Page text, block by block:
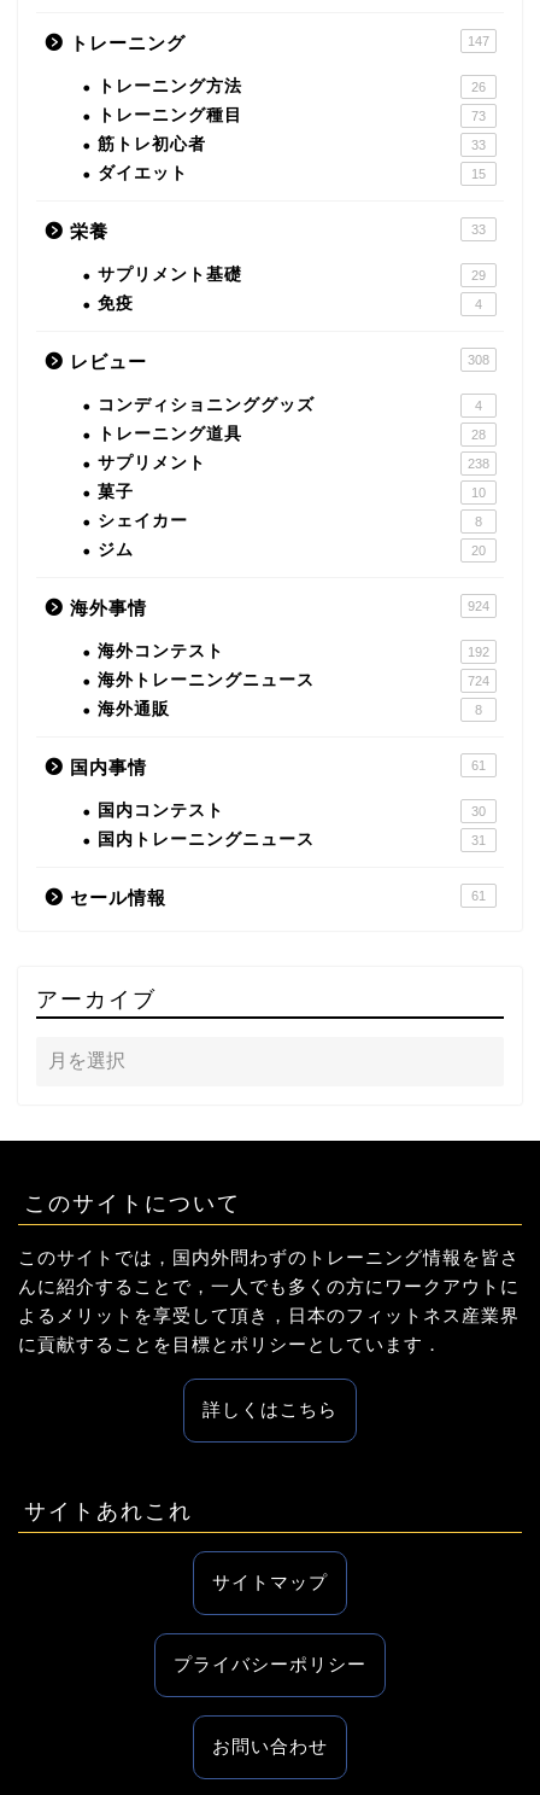
トレーニング 147
トレーニング方法 26
トレーニング種目 73
筋トレ初心者 33
ダイエット 15
栄養 33
サプリメント基礎 29
免疫 4
レビュー 308
コンディショニンググッズ 4
トレーニング道具 28
サプリメント 238
菓子 10
シェイカー 8
ジム 20
海外事情 924
海外コンテスト 192
海外トレーニングニュース 724
海外通販 8
国内事情 61
国内コンテスト 30
国内トレーニングニュース 31
セール情報 61
アーカイブ
このサイトについて
このサイトでは，国内外問わずのトレーニング情報を皆さ
んに紹介することで，一人でも多くの方にワークアウトに
よるメリットを享受して頂き，日本のフィットネス産業界
に貢献することを目標とポリシーとしています．
詳しくはこちら
サイトあれこれ
サイトマップ
プライバシーポリシー
お問い合わせ